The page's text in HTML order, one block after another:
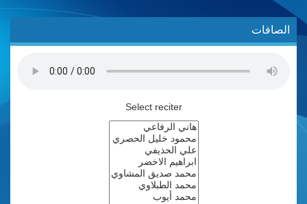
الصافات
Select reciter